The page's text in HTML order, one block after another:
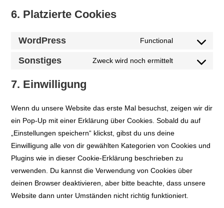
6. Platzierte Cookies
WordPress Functional
Consent
Sonstiges Zweck wird noch ermittelt
Consent
sonstiges
7. Einwilligung
Wenn du unsere Website das erste Mal besuchst, zeigen wir dir
ein Pop-Up mit einer Erklärung über Cookies. Sobald du auf
„Einstellungen speichern“ klickst, gibst du uns deine
Einwilligung alle von dir gewählten Kategorien von Cookies und
Plugins wie in dieser Cookie-Erklärung beschrieben zu
verwenden. Du kannst die Verwendung von Cookies über
deinen Browser deaktivieren, aber bitte beachte, dass unsere
Website dann unter Umständen nicht richtig funktioniert.